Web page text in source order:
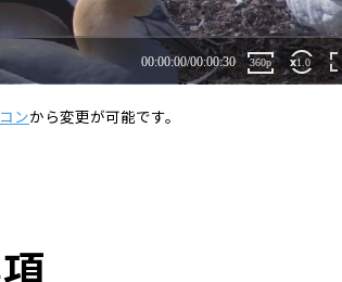
ンから変更が可能です。